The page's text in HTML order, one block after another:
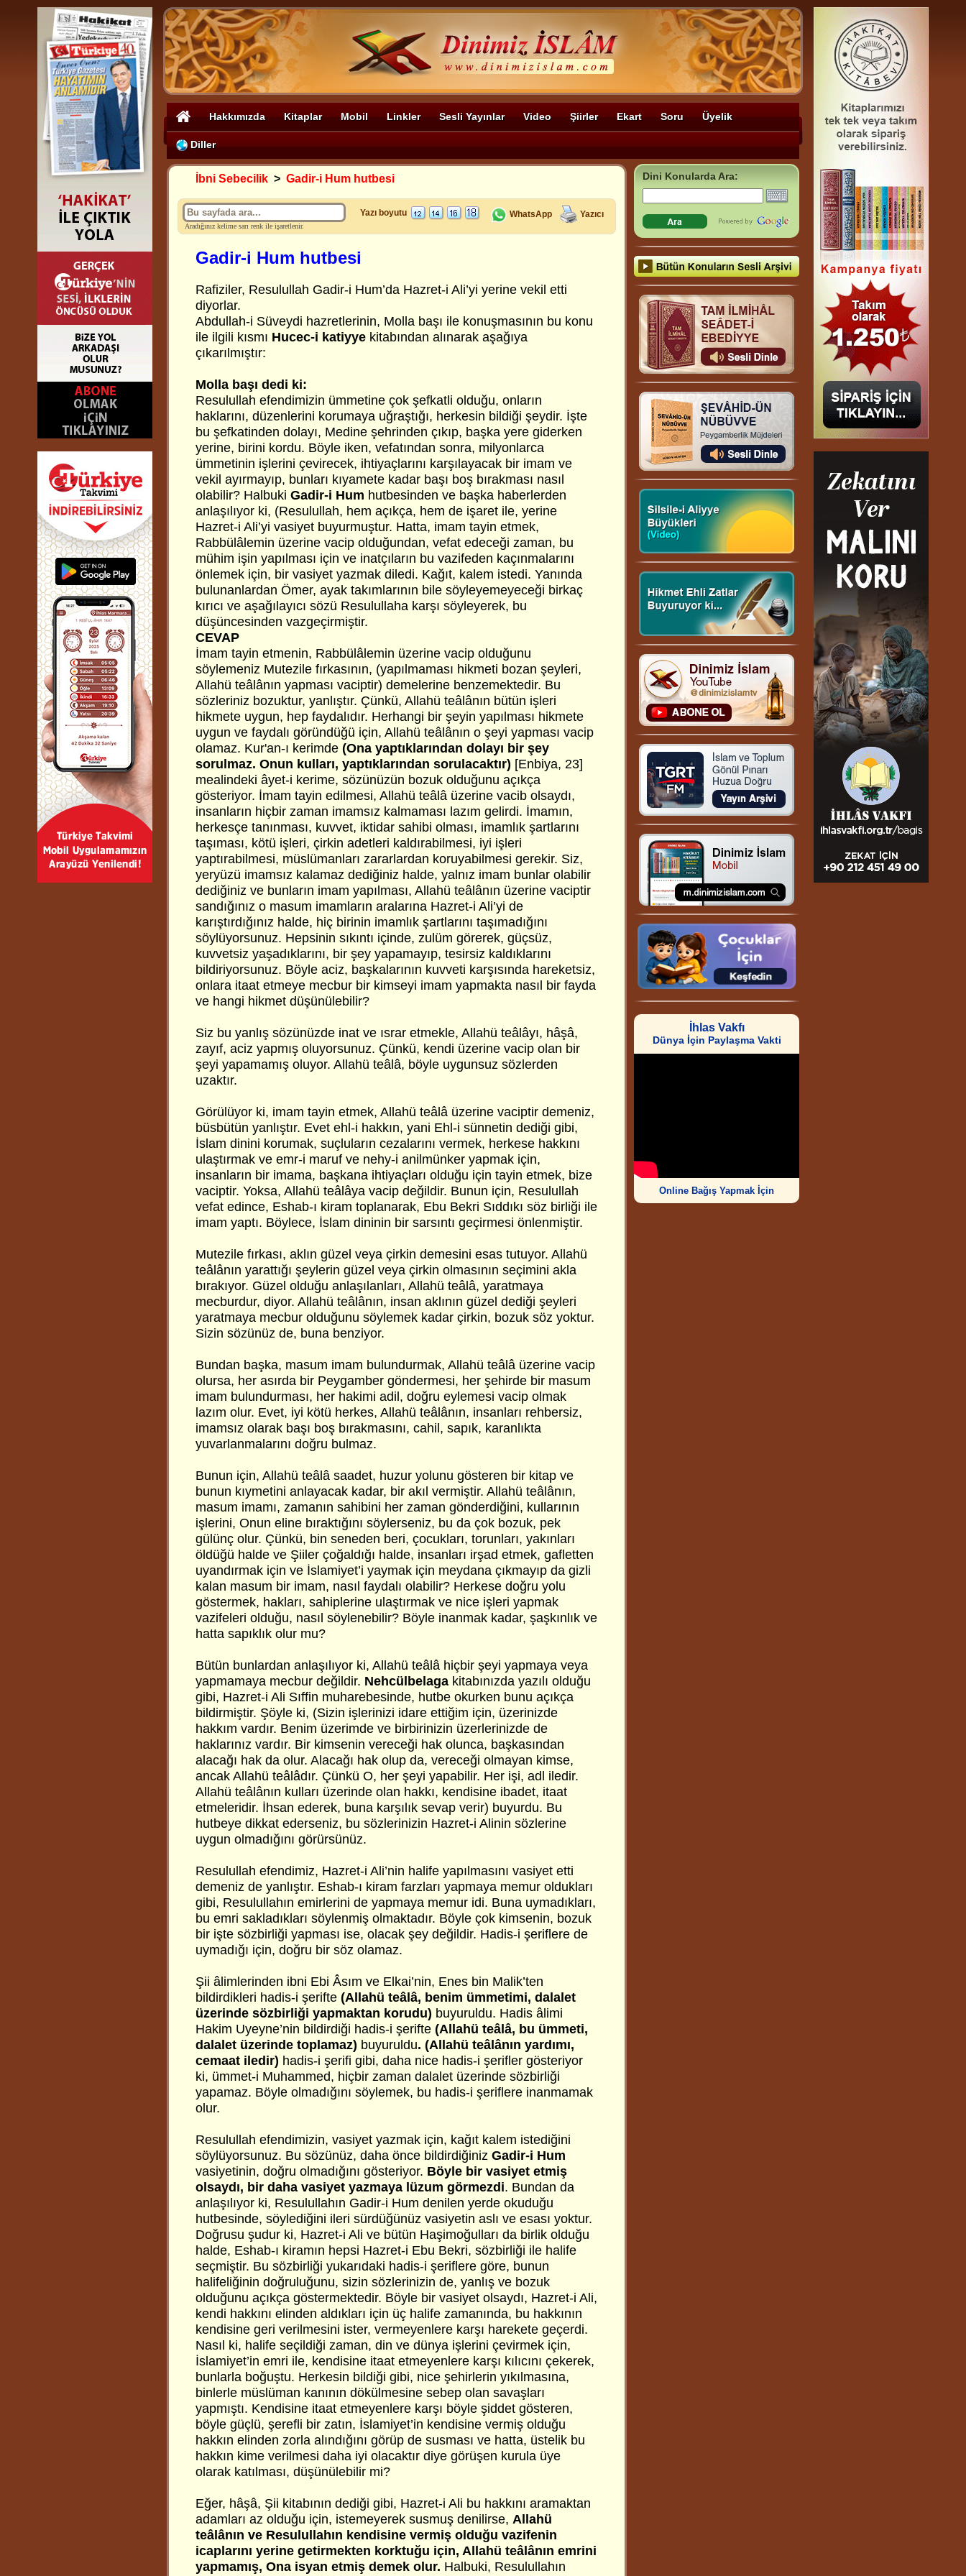
Hakkımızda Kitaplar Mobil Linkler Sesli Yayınlar Video Şiirler Ekart Soru Üyelik
Diller
İbni Sebecilik > Gadir-i Hum hutbesi
Aradığınız kelime sarı renk ile işaretlenir.
Yazı boyutu WhatsApp Yazıcı
Gadir-i Hum hutbesi
Rafiziler, Resulullah Gadir-i Hum’da Hazret-i Ali’yi yerine vekil etti
diyorlar.
Abdullah-i Süveydi hazretlerinin, Molla başı ile konuşmasının bu konu
ile ilgili kısmı Hucec-i katiyye kitabından alınarak aşağıya
çıkarılmıştır:
Molla başı dedi ki:
Resulullah efendimizin ümmetine çok şefkatli olduğu, onların
haklarını, düzenlerini korumaya uğraştığı, herkesin bildiği şeydir. İşte
bu şefkatinden dolayı, Medine şehrinden çıkıp, başka yere giderken
yerine, birini kordu. Böyle iken, vefatından sonra, milyonlarca
ümmetinin işlerini çevirecek, ihtiyaçlarını karşılayacak bir imam ve
vekil ayırmayıp, bunları kıyamete kadar başı boş bırakması nasıl
olabilir? Halbuki Gadir-i Hum hutbesinden ve başka haberlerden
anlaşılıyor ki, (Resulullah, hem açıkça, hem de işaret ile, yerine
Hazret-i Ali’yi vasiyet buyurmuştur. Hatta, imam tayin etmek,
Rabbülâlemin üzerine vacip olduğundan, vefat edeceği zaman, bu
mühim işin yapılması için ve inatçıların bu vazifeden kaçınmalarını
önlemek için, bir vasiyet yazmak diledi. Kağıt, kalem istedi. Yanında
bulunanlardan Ömer, ayak takımlarının bile söyleyemeyeceği birkaç
kırıcı ve aşağılayıcı sözü Resulullaha karşı söyleyerek, bu
düşüncesinden vazgeçirmiştir.
CEVAP
İmam tayin etmenin, Rabbülâlemin üzerine vacip olduğunu
söylemeniz Mutezile fırkasının, (yapılmaması hikmeti bozan şeyleri,
Allahü teâlânın yapması vaciptir) demelerine benzemektedir. Bu
sözleriniz bozuktur, yanlıştır. Çünkü, Allahü teâlânın bütün işleri
hikmete uygun, hep faydalıdır. Herhangi bir şeyin yapılması hikmete
uygun ve faydalı göründüğü için, Allahü teâlânın o şeyi yapması vacip
olamaz. Kur'an-ı kerimde (Ona yaptıklarından dolayı bir şey
sorulmaz. Onun kulları, yaptıklarından sorulacaktır) [Enbiya, 23]
mealindeki âyet-i kerime, sözünüzün bozuk olduğunu açıkça
gösteriyor. İmam tayin edilmesi, Allahü teâlâ üzerine vacib olsaydı,
insanların hiçbir zaman imamsız kalmaması lazım gelirdi. İmamın,
herkesçe tanınması, kuvvet, iktidar sahibi olması, imamlık şartlarını
taşıması, kötü işleri, çirkin adetleri kaldırabilmesi, iyi işleri
yaptırabilmesi, müslümanları zararlardan koruyabilmesi gerekir. Siz,
yeryüzü imamsız kalamaz dediğiniz halde, yalnız imam bunlar olabilir
dediğiniz ve bunların imam yapılması, Allahü teâlânın üzerine vaciptir
sandığınız o masum imamların aralarına Hazret-i Ali’yi de
karıştırdığınız halde, hiç birinin imamlık şartlarını taşımadığını
söylüyorsunuz. Hepsinin sıkıntı içinde, zulüm görerek, güçsüz,
kuvvetsiz yaşadıklarını, bir şey yapamayıp, tesirsiz kaldıklarını
bildiriyorsunuz. Böyle aciz, başkalarının kuvveti karşısında hareketsiz,
onlara itaat etmeye mecbur bir kimseyi imam yapmakta nasıl bir fayda
ve hangi hikmet düşünülebilir?
Siz bu yanlış sözünüzde inat ve ısrar etmekle, Allahü teâlâyı, hâşâ,
zayıf, aciz yapmış oluyorsunuz. Çünkü, kendi üzerine vacip olan bir
şeyi yapamamış oluyor. Allahü teâlâ, böyle uygunsuz sözlerden
uzaktır.
Görülüyor ki, imam tayin etmek, Allahü teâlâ üzerine vaciptir demeniz,
büsbütün yanlıştır. Evet ehl-i hakkın, yani Ehl-i sünnetin dediği gibi,
İslam dinini korumak, suçluların cezalarını vermek, herkese hakkını
ulaştırmak ve emr-i maruf ve nehy-i anilmünker yapmak için,
insanların bir imama, başkana ihtiyaçları olduğu için tayin etmek, bize
vaciptir. Yoksa, Allahü teâlâya vacip değildir. Bunun için, Resulullah
vefat edince, Eshab-ı kiram toplanarak, Ebu Bekri Sıddıkı söz birliği ile
imam yaptı. Böylece, İslam dininin bir sarsıntı geçirmesi önlenmiştir.
Mutezile fırkası, aklın güzel veya çirkin demesini esas tutuyor. Allahü
teâlânın yarattığı şeylerin güzel veya çirkin olmasının seçimini akla
bırakıyor. Güzel olduğu anlaşılanları, Allahü teâlâ, yaratmaya
mecburdur, diyor. Allahü teâlânın, insan aklının güzel dediği şeyleri
yaratmaya mecbur olduğunu söylemek kadar çirkin, bozuk söz yoktur.
Sizin sözünüz de, buna benziyor.
Bundan başka, masum imam bulundurmak, Allahü teâlâ üzerine vacip
olursa, her asırda bir Peygamber göndermesi, her şehirde bir masum
imam bulundurması, her hakimi adil, doğru eylemesi vacip olmak
lazım olur. Evet, iyi kötü herkes, Allahü teâlânın, insanları rehbersiz,
imamsız olarak başı boş bırakmasını, cahil, sapık, karanlıkta
yuvarlanmalarını doğru bulmaz.
Bunun için, Allahü teâlâ saadet, huzur yolunu gösteren bir kitap ve
bunun kıymetini anlayacak kadar, bir akıl vermiştir. Allahü teâlânın,
masum imamı, zamanın sahibini her zaman gönderdiğini, kullarının
işlerini, Onun eline bıraktığını söylerseniz, bu da çok bozuk, pek
gülünç olur. Çünkü, bin seneden beri, çocukları, torunları, yakınları
öldüğü halde ve Şiiler çoğaldığı halde, insanları irşad etmek, gafletten
uyandırmak için ve İslamiyet’i yaymak için meydana çıkmayıp da gizli
kalan masum bir imam, nasıl faydalı olabilir? Herkese doğru yolu
göstermek, hakları, sahiplerine ulaştırmak ve nice işleri yapmak
vazifeleri olduğu, nasıl söylenebilir? Böyle inanmak kadar, şaşkınlık ve
hatta sapıklık olur mu?
Bütün bunlardan anlaşılıyor ki, Allahü teâlâ hiçbir şeyi yapmaya veya
yapmamaya mecbur değildir. Nehcülbelaga kitabınızda yazılı olduğu
gibi, Hazret-i Ali Sıffin muharebesinde, hutbe okurken bunu açıkça
bildirmiştir. Şöyle ki, (Sizin işlerinizi idare ettiğim için, üzerinizde
hakkım vardır. Benim üzerimde ve birbirinizin üzerlerinizde de
haklarınız vardır. Bir kimsenin vereceği hak olunca, başkasından
alacağı hak da olur. Alacağı hak olup da, vereceği olmayan kimse,
ancak Allahü teâlâdır. Çünkü O, her şeyi yapabilir. Her işi, adl iledir.
Allahü teâlânın kulları üzerinde olan hakkı, kendisine ibadet, itaat
etmeleridir. İhsan ederek, buna karşılık sevap verir) buyurdu. Bu
hutbeye dikkat ederseniz, bu sözlerinizin Hazret-i Alinin sözlerine
uygun olmadığını görürsünüz.
Resulullah efendimiz, Hazret-i Ali’nin halife yapılmasını vasiyet etti
demeniz de yanlıştır. Eshab-ı kiram farzları yapmaya memur oldukları
gibi, Resulullahın emirlerini de yapmaya memur idi. Buna uymadıkları,
bu emri sakladıkları söylenmiş olmaktadır. Böyle çok kimsenin, bozuk
bir işte sözbirliği yapması ise, olacak şey değildir. Hadis-i şeriflere de
uymadığı için, doğru bir söz olamaz.
Şii âlimlerinden ibni Ebi Âsım ve Elkai’nin, Enes bin Malik’ten
bildirdikleri hadis-i şerifte (Allahü teâlâ, benim ümmetimi, dalalet
üzerinde sözbirliği yapmaktan korudu) buyuruldu. Hadis âlimi
Hakim Uyeyne’nin bildirdiği hadis-i şerifte (Allahü teâlâ, bu ümmeti,
dalalet üzerinde toplamaz) buyuruldu. (Allahü teâlânın yardımı,
cemaat iledir) hadis-i şerifi gibi, daha nice hadis-i şerifler gösteriyor
ki, ümmet-i Muhammed, hiçbir zaman dalalet üzerinde sözbirliği
yapamaz. Böyle olmadığını söylemek, bu hadis-i şeriflere inanmamak
olur.
Resulullah efendimizin, vasiyet yazmak için, kağıt kalem istediğini
söylüyorsunuz. Bu sözünüz, daha önce bildirdiğiniz Gadir-i Hum
vasiyetinin, doğru olmadığını gösteriyor. Böyle bir vasiyet etmiş
olsaydı, bir daha vasiyet yazmaya lüzum görmezdi. Bundan da
anlaşılıyor ki, Resulullahın Gadir-i Hum denilen yerde okuduğu
hutbesinde, söylediğini ileri sürdüğünüz vasiyetin aslı ve esası yoktur.
Doğrusu şudur ki, Hazret-i Ali ve bütün Haşimoğulları da birlik olduğu
halde, Eshab-ı kiramın hepsi Hazret-i Ebu Bekri, sözbirliği ile halife
seçmiştir. Bu sözbirliği yukarıdaki hadis-i şeriflere göre, bunun
halifeliğinin doğruluğunu, sizin sözlerinizin de, yanlış ve bozuk
olduğunu açıkça göstermektedir. Böyle bir vasiyet olsaydı, Hazret-i Ali,
kendi hakkını elinden aldıkları için üç halife zamanında, bu hakkının
kendisine geri verilmesini ister, vermeyenlere karşı harekete geçerdi.
Nasıl ki, halife seçildiği zaman, din ve dünya işlerini çevirmek için,
İslamiyet’in emri ile, kendisine itaat etmeyenlere karşı kılıcını çekerek,
bunlarla boğuştu. Herkesin bildiği gibi, nice şehirlerin yıkılmasına,
binlerle müslüman kanının dökülmesine sebep olan savaşları
yapmıştı. Kendisine itaat etmeyenlere karşı böyle şiddet gösteren,
böyle güçlü, şerefli bir zatın, İslamiyet’in kendisine vermiş olduğu
hakkın elinden zorla alındığını görüp de susması ve hatta, üstelik bu
hakkın kime verilmesi daha iyi olacaktır diye görüşen kurula üye
olarak katılması, düşünülebilir mi?
Eğer, hâşâ, Şii kitabının dediği gibi, Hazret-i Ali bu hakkını aramaktan
adamları az olduğu için, istemeyerek susmuş denilirse, Allahü
teâlânın ve Resulullahın kendisine vermiş olduğu vazifenin
icaplarını yerine getirmekten korktuğu için, Allahü teâlânın emrini
yapmamış, Ona isyan etmiş demek olur. Halbuki, Resulullahın
Dini Konularda Ara:
İhlas Vakfı
Dünya İçin Paylaşma Vakti
Online Bağış Yapmak İçin